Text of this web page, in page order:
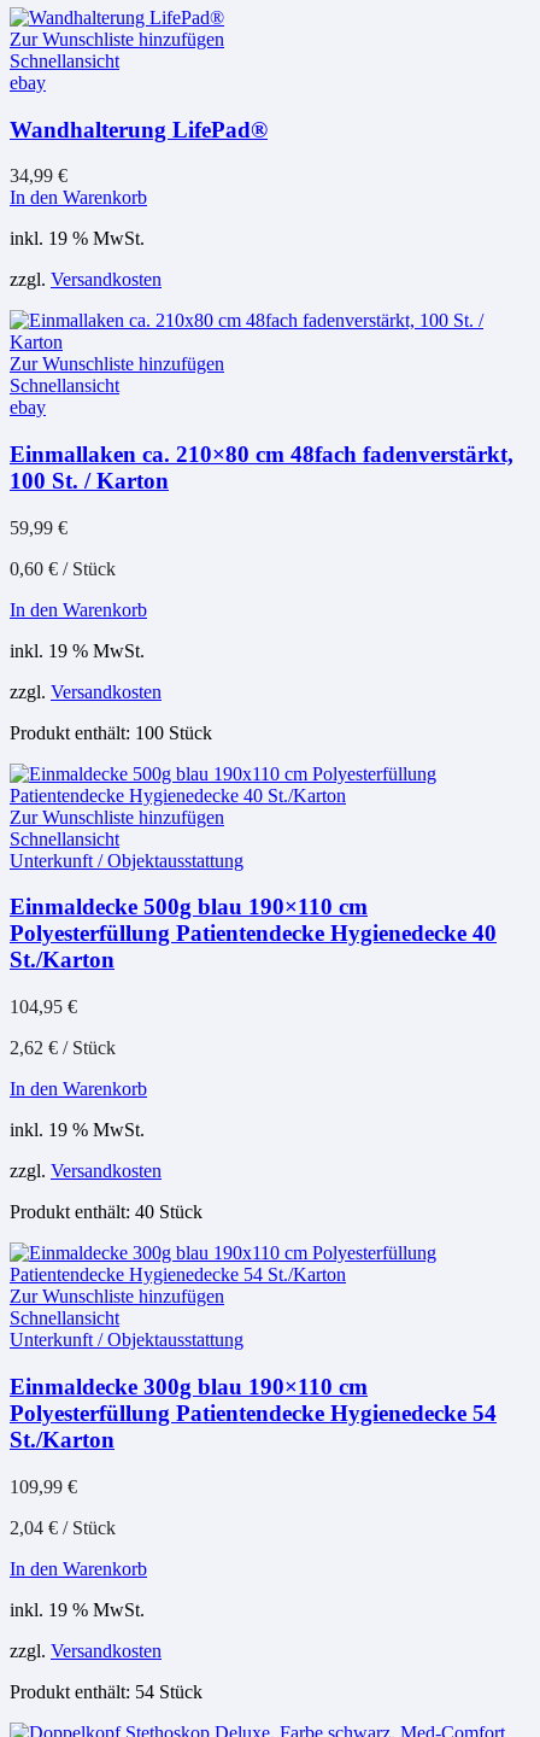
Zur Wunschliste hinzufügen
Schnellansicht
ebay
Wandhalterung LifePad®
34,99 €
In den Warenkorb
inkl. 19 % MwSt.
zzgl. Versandkosten
Zur Wunschliste hinzufügen
Schnellansicht
ebay
Einmallaken ca. 210×80 cm 48fach fadenverstärkt,
100 St. / Karton
59,99 €
0,60 € / Stück
In den Warenkorb
inkl. 19 % MwSt.
zzgl. Versandkosten
Produkt enthält: 100 Stück
Zur Wunschliste hinzufügen
Schnellansicht
Unterkunft / Objektausstattung
Einmaldecke 500g blau 190×110 cm
Polyesterfüllung Patientendecke Hygienedecke 40
St./Karton
104,95 €
2,62 € / Stück
In den Warenkorb
inkl. 19 % MwSt.
zzgl. Versandkosten
Produkt enthält: 40 Stück
Zur Wunschliste hinzufügen
Schnellansicht
Unterkunft / Objektausstattung
Einmaldecke 300g blau 190×110 cm
Polyesterfüllung Patientendecke Hygienedecke 54
St./Karton
109,99 €
2,04 € / Stück
In den Warenkorb
inkl. 19 % MwSt.
zzgl. Versandkosten
Produkt enthält: 54 Stück